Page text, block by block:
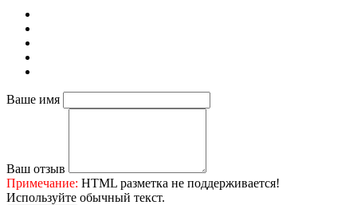
Ваше имя
Ваш отзыв
Примечание: HTML разметка не поддерживается!
Используйте обычный текст.